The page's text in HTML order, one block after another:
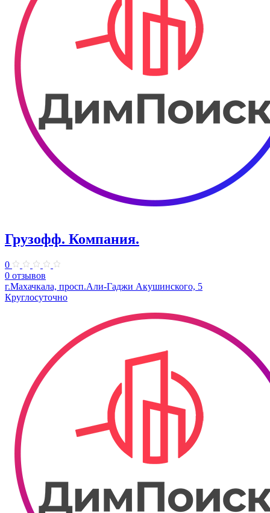
Грузофф. ​Компания.
0
0 отзывов
г.Махачкала, просп.​Али-Гаджи Акушинского, 5
Круглосуточно